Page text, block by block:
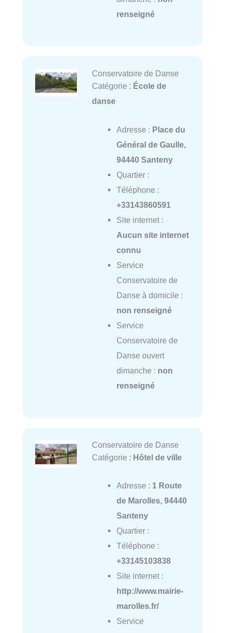
renseigné
Conservatoire de Danse
Catégorie : École de
danse
Adresse : Place du
Général de Gaulle,
94440 Santeny
Quartier :
Téléphone :
+33143860591
Site internet :
Aucun site internet
connu
Service
Conservatoire de
Danse à domicile :
non renseigné
Service
Conservatoire de
Danse ouvert
dimanche : non
renseigné
Conservatoire de Danse
Catégorie : Hôtel de ville
Adresse : 1 Route
de Marolles, 94440
Santeny
Quartier :
Téléphone :
+33145103838
Site internet :
http://www.mairie-
marolles.fr/
Service